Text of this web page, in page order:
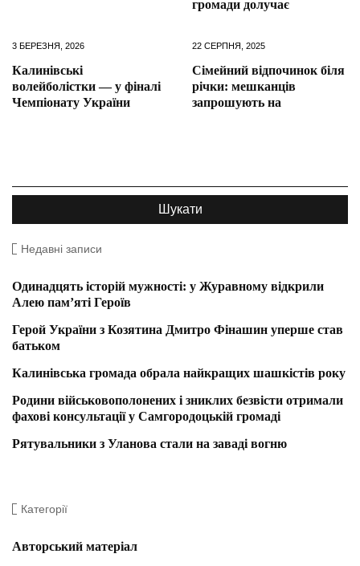
громади долучає
3 БЕРЕЗНЯ, 2026
Калинівські
волейболістки — у фіналі
Чемпіонату України
22 СЕРПНЯ, 2025
Сімейний відпочинок біля
річки: мешканців
запрошують на
Недавні записи
Одинадцять історій мужності: у Журавному відкрили
Алею пам’яті Героїв
Герой України з Козятина Дмитро Фінашин уперше став
батьком
Калинівська громада обрала найкращих шашкістів року
Родини військовополонених і зниклих безвісти отримали
фахові консультації у Самгородоцькій громаді
Рятувальники з Уланова стали на заваді вогню
Категорії
Авторський матеріал